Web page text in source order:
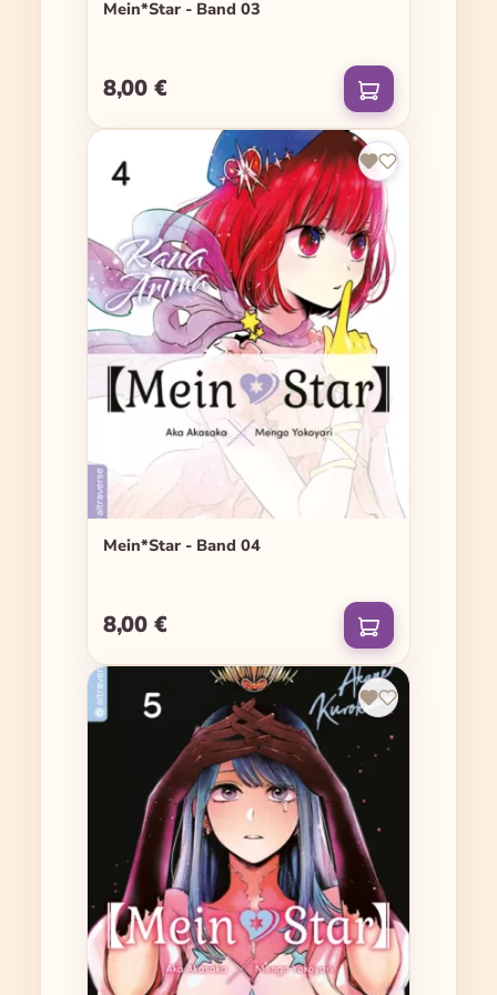
Mein*Star - Band 03
Regulärer Preis:
8,00 €
Mein*Star - Band 04
Regulärer Preis:
8,00 €